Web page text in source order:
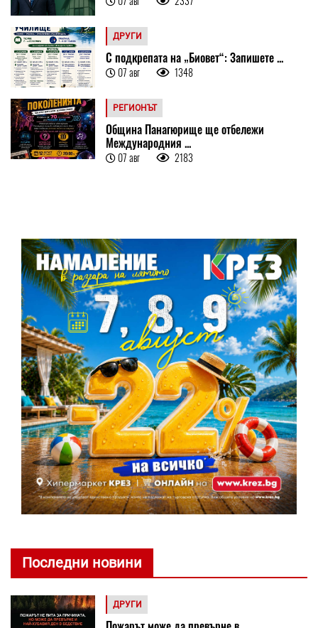
ДРУГИ
С подкрепата на „Биовет“: Запишете ...
07 авг 1348
РЕГИОНЪТ
Община Панагюрище ще отбележи
Международния ...
07 авг 2183
Последни новини
ДРУГИ